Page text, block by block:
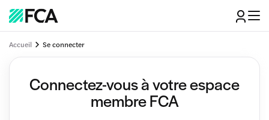
Accueil Se connecter
Connectez-vous à votre espace
membre FCA